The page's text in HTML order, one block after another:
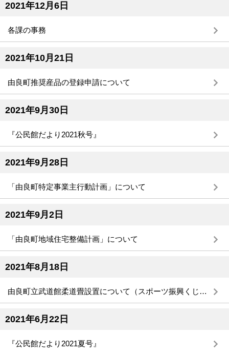
2021年12月6日
各課の事務
2021年10月21日
由良町推奨産品の登録申請について
2021年9月30日
『公民館だより2021秋号』
2021年9月28日
「由良町特定事業主行動計画」について
2021年9月2日
「由良町地域住宅整備計画」について
2021年8月18日
由良町立武道館柔道畳設置について（スポーツ振興くじ助成金活用）
2021年6月22日
『公民館だより2021夏号』